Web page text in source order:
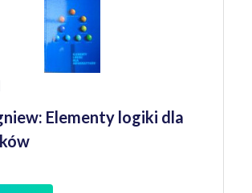
Elementy logiki dla